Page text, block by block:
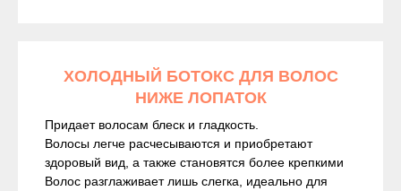
ХОЛОДНЫЙ БОТОКС ДЛЯ ВОЛОС
НИЖЕ ЛОПАТОК
Придает волосам блеск и гладкость.
Волосы легче расчесываются и приобретают
здоровый вид, а также становятся более крепкими
Волос разглаживает лишь слегка, идеально для